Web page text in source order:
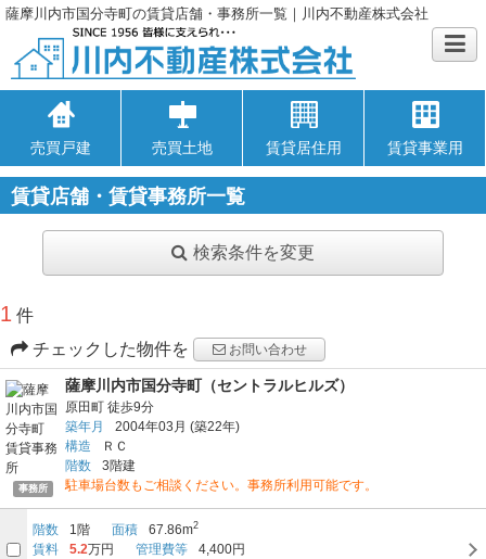
薩摩川内市国分寺町の賃貸店舗・事務所一覧｜川内不動産株式会社
売買戸建 売買土地 賃貸居住用 賃貸事業用
賃貸店舗・賃貸事務所一覧
検索条件を変更
1 件
チェックした物件を
お問い合わせ
事務所
薩摩川内市国分寺町（セントラルヒルズ）
原田町 徒歩9分
築年月
2004年03月 (築22年)
構造
ＲＣ
階数
3階建
駐車場台数もご相談ください。事務所利用可能です。
階数 1階 面積 67.86m2
賃料 5.2万円 管理費等
4,400円